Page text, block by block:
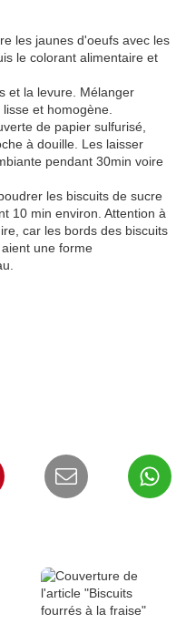
les jaunes d'oeufs avec les
le colorant alimentaire et
et la levure. Mélanger
et homogène.
de papier sulfurisé,
à douille. Les laisser
pendant 30min voire
les biscuits de sucre
10 min environ. Attention à
car les bords des biscuits
une forme